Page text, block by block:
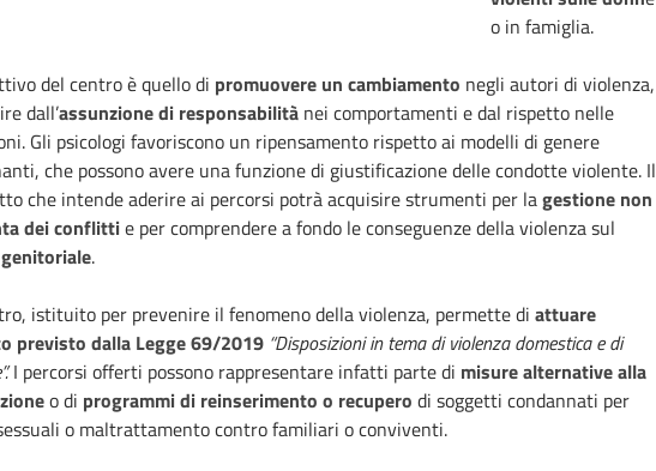
o in famiglia.
del centro è quello di promuovere un cambiamento negli autori di violenza,
dall’assunzione di responsabilità nei comportamenti e dal rispetto nelle
Gli psicologi favoriscono un ripensamento rispetto ai modelli di genere
che possono avere una funzione di giustificazione delle condotte violente. Il
che intende aderire ai percorsi potrà acquisire strumenti per lagestione non
dei conflittie per comprendere a fondo le conseguenze della violenza sul
.
istituito per prevenire il fenomeno della violenza, permette di attuare
previsto dalla Legge 69/2019 “Disposizioni in tema di violenza domestica e di
I percorsi offerti possono rappresentare infatti parte di misure alternative alla
o di programmi di reinserimento o recupero di soggetti condannati per
o maltrattamento contro familiari o conviventi.